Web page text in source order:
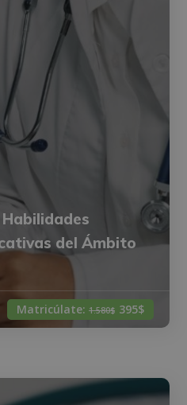
del Ámbito
Matricúlate: 1.580$ 395$